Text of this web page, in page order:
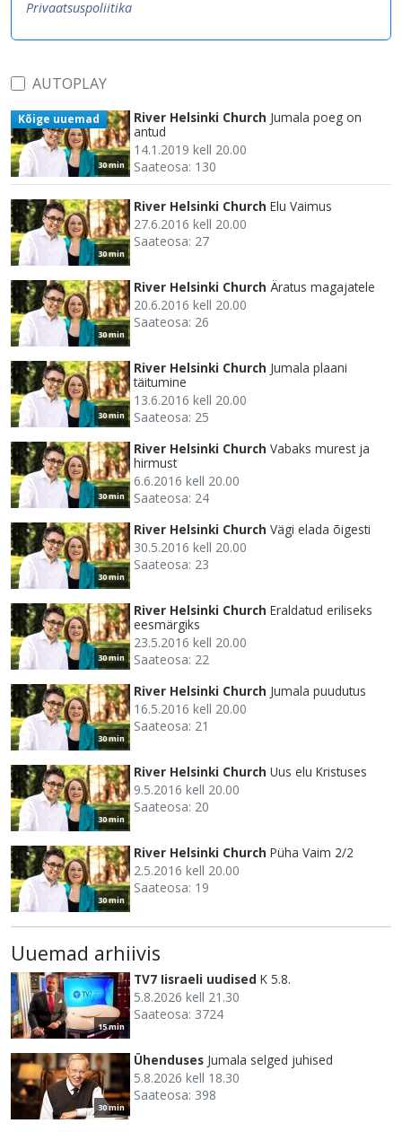
Privaatsuspoliitika
AUTOPLAY
30 min
Kõige uuemad River Helsinki Church Jumala poeg on
antud
14.1.2019 kell 20.00
Saateosa: 130
30 min
River Helsinki Church Elu Vaimus
27.6.2016 kell 20.00
Saateosa: 27
30 min
River Helsinki Church Äratus magajatele
20.6.2016 kell 20.00
Saateosa: 26
30 min
River Helsinki Church Jumala plaani
täitumine
13.6.2016 kell 20.00
Saateosa: 25
30 min
River Helsinki Church Vabaks murest ja
hirmust
6.6.2016 kell 20.00
Saateosa: 24
30 min
River Helsinki Church Vägi elada õigesti
30.5.2016 kell 20.00
Saateosa: 23
30 min
River Helsinki Church Eraldatud eriliseks
eesmärgiks
23.5.2016 kell 20.00
Saateosa: 22
30 min
River Helsinki Church Jumala puudutus
16.5.2016 kell 20.00
Saateosa: 21
30 min
River Helsinki Church Uus elu Kristuses
9.5.2016 kell 20.00
Saateosa: 20
30 min
River Helsinki Church Püha Vaim 2/2
2.5.2016 kell 20.00
Saateosa: 19
Uuemad arhiivis
15 min
TV7 Iisraeli uudised K 5.8.
5.8.2026 kell 21.30
Saateosa: 3724
30 min
Ühenduses Jumala selged juhised
5.8.2026 kell 18.30
Saateosa: 398